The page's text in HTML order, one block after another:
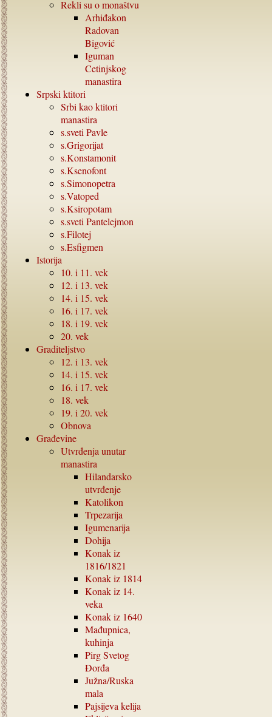
Rekli su o monaštvu
Arhiđakon
Radovan
Bigović
Iguman
Cetinjskog
manastira
Srpski ktitori
Srbi kao ktitori
manastira
s.sveti Pavle
s.Grigorijat
s.Konstamonit
s.Ksenofont
s.Simonopetra
s.Vatoped
s.Ksiropotam
s.sveti Pantelejmon
s.Filotej
s.Esfigmen
Istorija
10. i 11. vek
12. i 13. vek
14. i 15. vek
16. i 17. vek
18. i 19. vek
20. vek
Graditeljstvo
12. i 13. vek
14. i 15. vek
16. i 17. vek
18. vek
19. i 20. vek
Obnova
Građevine
Utvrđenja unutar
manastira
Hilandarsko
utvrđenje
Katolikon
Trpezarija
Igumenarija
Dohija
Konak iz
1816/1821
Konak iz 1814
Konak iz 14.
veka
Konak iz 1640
Mađupnica,
kuhinja
Pirg Svetog
Đorđa
Južna/Ruska
mala
Pajsijeva kelija